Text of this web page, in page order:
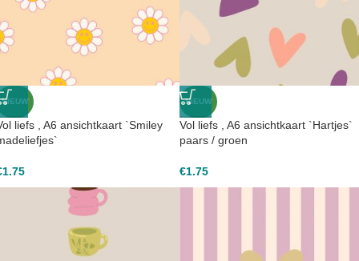
NIEUW
liefs , A6 ansichtkaart `Smiley
1.75
NIEUW
Vol liefs , A6 ansichtkaart `Hartjes`
paars / groen
€1.75